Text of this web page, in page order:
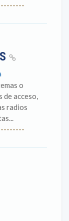
o
de acceso,
radios